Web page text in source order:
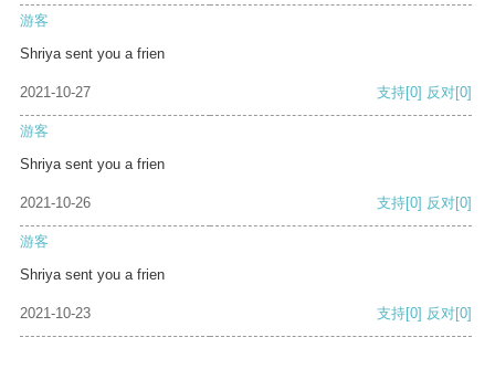
游客
Shriya sent you a frien
2021-10-27 支持[0] 反对[0]
游客
Shriya sent you a frien
2021-10-26 支持[0] 反对[0]
游客
Shriya sent you a frien
2021-10-23 支持[0] 反对[0]